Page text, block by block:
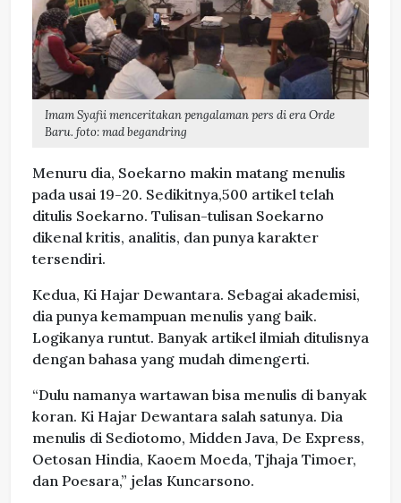
Imam Syafii menceritakan pengalaman pers di era Orde
Baru. foto: mad begandring
Menuru dia, Soekarno makin matang menulis
pada usai 19-20. Sedikitnya,500 artikel telah
ditulis Soekarno. Tulisan-tulisan Soekarno
dikenal kritis, analitis, dan punya karakter
tersendiri.
Kedua, Ki Hajar Dewantara. Sebagai akademisi,
dia punya kemampuan menulis yang baik.
Logikanya runtut. Banyak artikel ilmiah ditulisnya
dengan bahasa yang mudah dimengerti.
“Dulu namanya wartawan bisa menulis di banyak
koran. Ki Hajar Dewantara salah satunya. Dia
menulis di Sediotomo, Midden Java, De Express,
Oetosan Hindia, Kaoem Moeda, Tjhaja Timoer,
dan Poesara,” jelas Kuncarsono.